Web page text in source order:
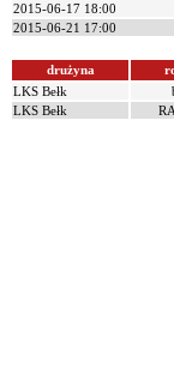
2015-06-17 18:00
2015-06-21 17:00
drużyna
LKS Bełk
LKS Bełk